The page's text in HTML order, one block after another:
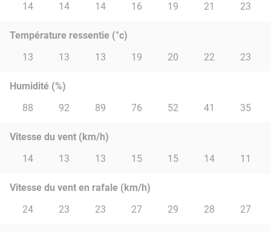
14
14 14 16 19 21 23
Température ressentie (°c)
13
13 13 19 20 22 23
Humidité (%)
88
92 89 76 52 41 35
Vitesse du vent (km/h)
14
13 13 15 15 14 11
Vitesse du vent en rafale (km/h)
24
23 23 27 29 28 27